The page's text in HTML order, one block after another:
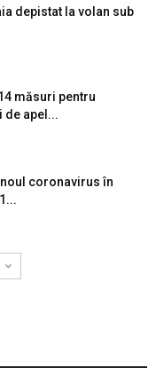
depistat la volan sub
măsuri pentru
apel...
coronavirus în